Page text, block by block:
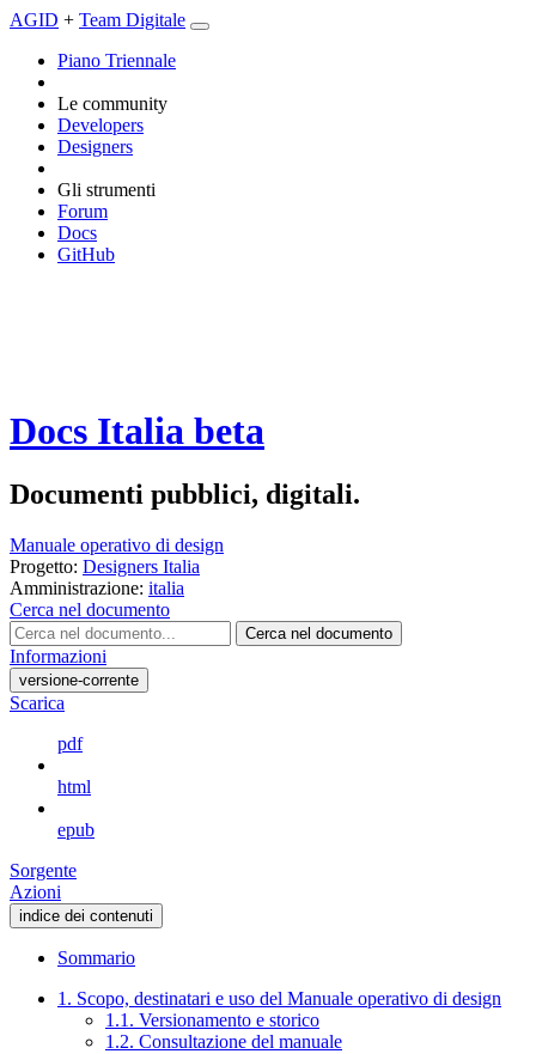
AGID + Team Digitale
Piano Triennale
Le community
Developers
Designers
Gli strumenti
Forum
Docs
GitHub
Docs Italia beta
Documenti pubblici, digitali.
Manuale operativo di design
Progetto: Designers Italia
Amministrazione: italia
Cerca nel documento
Cerca nel documento
Informazioni
versione-corrente
Scarica
pdf
html
epub
Sorgente
Azioni
indice dei contenuti
Sommario
1. Scopo, destinatari e uso del Manuale operativo di design
1.1. Versionamento e storico
1.2. Consultazione del manuale